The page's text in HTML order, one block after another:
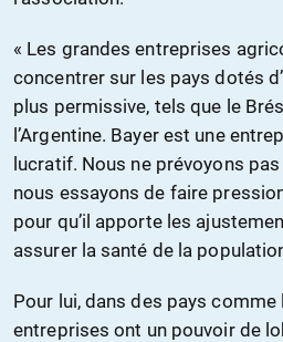
« Les grandes entreprises
concentrer sur les pays dotés
plus permissive, tels que le
l’Argentine. Bayer est une
lucratif. Nous ne prévoyons
nous essayons de faire
pour qu’il apporte les
assurer la santé de la
Pour lui, dans des pays comme
entreprises ont un pouvoir de